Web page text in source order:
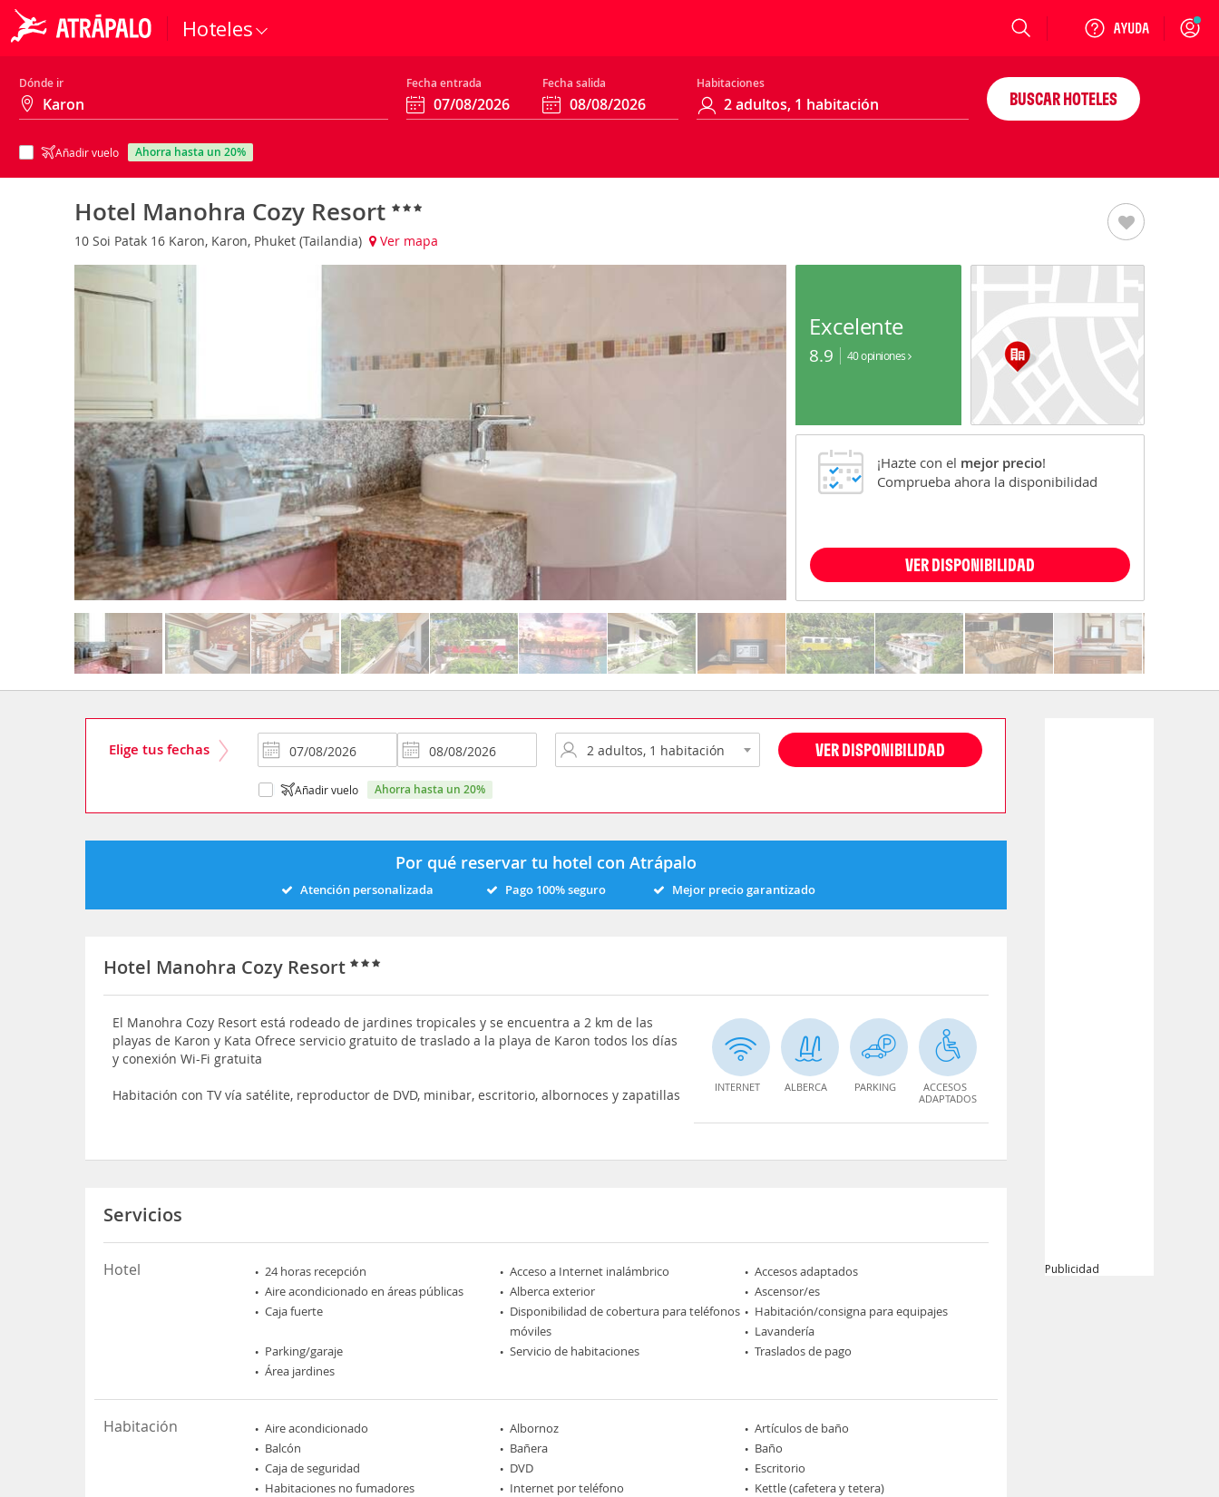
Hoteles Login
Dónde ir Fecha entrada Fecha salida Habitaciones
Añadir vuelo ahorra hasta un 20%
BUSCAR HOTELES
Hotel Manohra Cozy Resort
10 Soi Patak 16 Karon, Karon, Phuket (Tailandia) Ver mapa
Excelente
8.9 40 opiniones
¡Hazte con el mejor precio!
Comprueba ahora la disponibilidad
VER DISPONIBILIDAD
Elige tus fechas VER DISPONIBILIDAD
Añadir vuelo ahorra hasta un 20%
Por qué reservar tu hotel con Atrápalo
Atención personalizada Pago 100% seguro Mejor precio garantizado
Hotel Manohra Cozy Resort
El Manohra Cozy Resort está rodeado de jardines tropicales y se encuentra a 2 km de las
playas de Karon y Kata Ofrece servicio gratuito de traslado a la playa de Karon todos los días
y conexión Wi-Fi gratuita
Habitación con TV vía satélite, reproductor de DVD, minibar, escritorio, albornoces y zapatillas INTERNET ALBERCA PARKING
ACCESOS
ADAPTADOS
Servicios
Hotel 24 horas recepción Acceso a Internet inalámbrico
Accesos adaptados
Aire acondicionado en áreas públicas
Alberca exterior
Ascensor/es
Caja fuerte
Disponibilidad de cobertura para teléfonos
móviles
Habitación/consigna para equipajes
Lavandería
Parking/garaje
Servicio de habitaciones
Traslados de pago
Área jardines
Habitación Aire acondicionado Albornoz
Artículos de baño
Balcón
Bañera
Baño
Caja de seguridad
DVD
Escritorio
Habitaciones no fumadores
Internet por teléfono
Kettle (cafetera y tetera)
Publicidad